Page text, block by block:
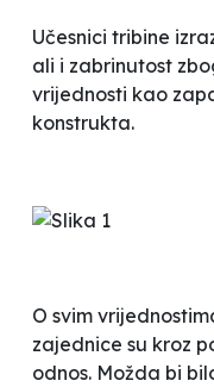
Učesnici tribine
ali i zabrinutost
vrijednosti kao
konstrukta.
O svim
zajednice su kroz
odnos. Možda bi